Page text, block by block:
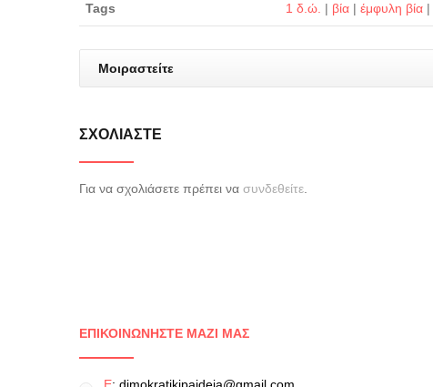
Tags 1 δ.ώ. | βία | έμφυλη βία |
Μοιραστείτε
ΣΧΟΛΙΆΣΤΕ
Για να σχολιάσετε πρέπει να συνδεθείτε
ΕΠΙΚΟΙΝΩΝΉΣΤΕ ΜΑΖΊ ΜΑΣ